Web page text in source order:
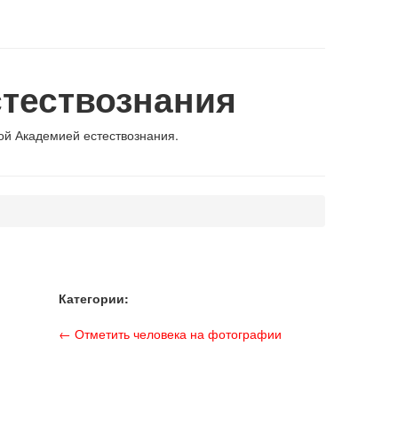
Академией естествознания.
Категории:
← Отметить человека на фотографии